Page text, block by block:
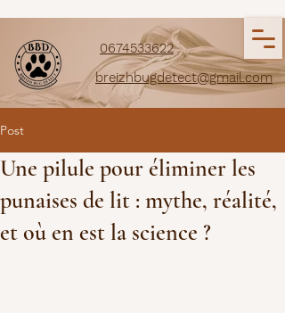
0674533622
breizhbugdetect@gmail.com
Post
Une pilule pour éliminer les
punaises de lit : mythe, réalité,
et où en est la science ?